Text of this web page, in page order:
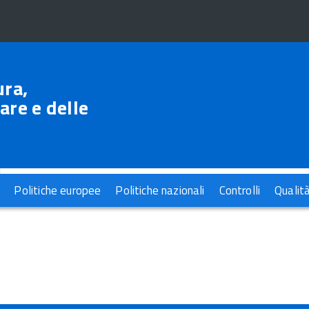
e delle
Politiche europee Politiche nazionali Controlli